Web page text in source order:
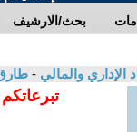
بحث/الارشيف
الإداري والمالي -